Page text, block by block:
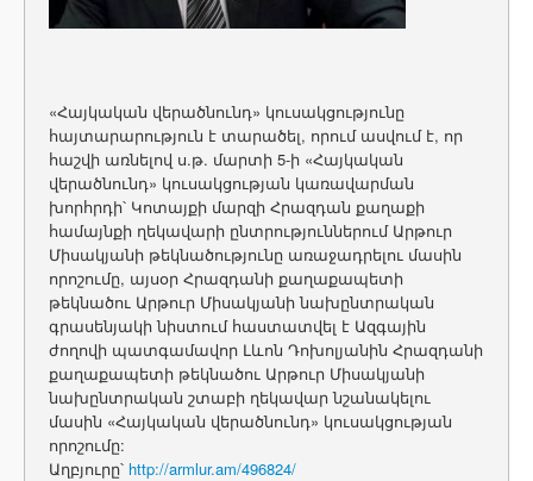
«Հայկական վերածնունդ» կուսակցությունը
հայտարարություն է տարածել, որում ասվում է, որ
հաշվի առնելով ս.թ. մարտի 5-ի «Հայկական
վերածնունդ» կուսակցության կառավարման
խորհրդի՝ Կոտայքի մարզի Հրազդան քաղաքի
համայնքի ղեկավարի ընտրություններում Արթուր
Միսակյանի թեկնածությունը առաջադրելու մասին
որոշումը, այսօր Հրազդանի քաղաքապետի
թեկնածու Արթուր Միսակյանի նախընտրական
գրասենյակի նիստում հաստատվել է Ազգային
ժողովի պատգամավոր Լևոն Դոխոլյանին Հրազդանի
քաղաքապետի թեկնածու Արթուր Միսակյանի
նախընտրական շտաբի ղեկավար նշանակելու
մասին «Հայկական վերածնունդ» կուսակցության
որոշումը:
Աղբյուրը՝ http://armlur.am/496824/